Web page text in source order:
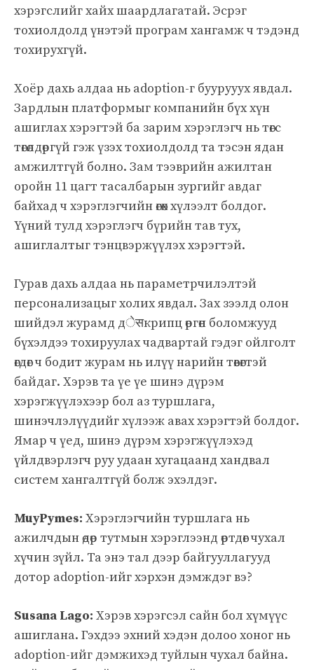
хэрэгслийг хайх шаардлагатай. Эсрэг
тохиолдолд үнэтэй програм хангамж ч тэдэнд
тохирухгүй.
Хоёр дахь алдаа нь adoption-г буурууух явдал.
Зардлын платформыг компанийн бүх хүн
ашиглах хэрэгтэй ба зарим хэрэглэгч нь төгс
төгөлдөргүй гэж үзэх тохиолдолд та тэсэн ядан
амжилтгүй болно. Зам тээврийн ажилтан
оройн 11 цагт тасалбарын зургийг авдаг
байхад ч хэрэглэгчийн өгөх хүлээлт болдог.
Үүний тулд хэрэглэгч бүрийн тав тух,
ашиглалтыг тэнцвэржүүлэх хэрэгтэй.
Гурав дахь алдаа нь параметрчилэлтэй
персонализацыг холих явдал. Зах зээлд олон
шийдэл журамд дेसкрипц өргөн боломжууд
бүхэлдээ тохируулах чадвартай гэдэг ойлголт
өгдөг ч бодит журам нь илүү нарийн төвөгтэй
байдаг. Хэрэв та үе үе шинэ дүрэм
хэрэгжүүлэхээр бол аз туршлага,
шинэчлэлүүдийг хүлээж авах хэрэгтэй болдог.
Ямар ч үед, шинэ дүрэм хэрэгжүүлэхэд
үйлдвэрлэгч руу удаан хугацаанд хандвал
систем хангалтгүй болж эхэлдэг.
MuyPymes: Хэрэглэгчийн туршлага нь
ажилчдын өдөр тутмын хэрэглээнд өртдөг чухал
хүчин зүйл. Та энэ тал дээр байгууллагууд
дотор adoption-ийг хэрхэн дэмждэг вэ?
Susana Lago: Хэрэв хэрэгсэл сайн бол хүмүүс
ашиглана. Гэхдээ эхний хэдэн долоо хоног нь
adoption-ийг дэмжихэд туйлын чухал байна.